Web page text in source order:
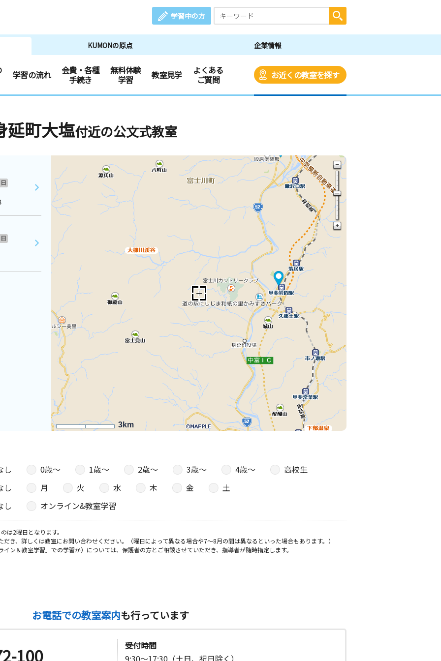
学習中の方
KUMONの原点 企業情報
学習の流れ
会費・各種
手続き
無料体験
学習
教室見学
よくある
ご質問
お近くの教室を探す
延町大塩付近の公文式教室
3km
日
日
し 0歳〜 1歳〜 2歳〜 3歳〜 4歳〜
高校生
し
月 火 水 木 金
土
し
オンライン&教室学習
は2曜日となります。
き、詳しくは教室にお問い合わせください。（曜日によって異なる場合や7～8月の間は異なるといった場合もあります。）
ン＆教室学習」での学習か）については、保護者の方とご相談させていただき、指導者が随時指定します。
お電話での教室案内も行っています
100
受付時間
9:30～17:30（土日、祝日除く）